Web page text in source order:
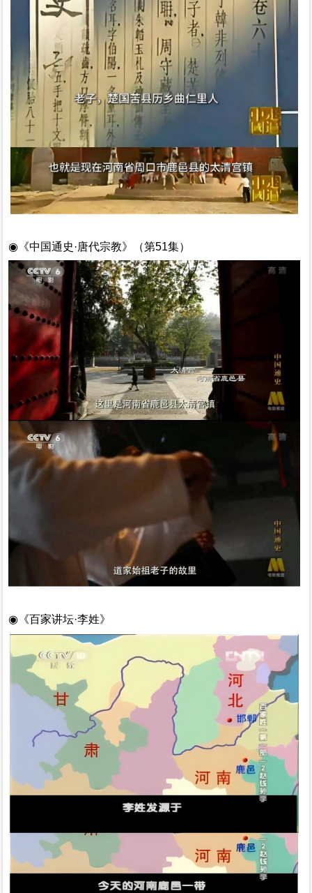
◉ 《中国通史·唐代宗教》（第51集）
◉《百家讲坛·李姓》